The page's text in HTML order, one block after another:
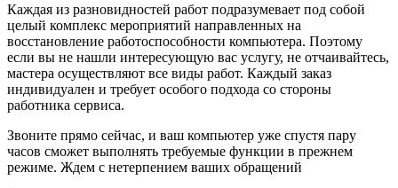
Каждая из разновидностей работ подразумевает под собой
целый комплекс мероприятий направленных на
восстановление работоспособности компьютера. Поэтому
если вы не нашли интересующую вас услугу, не отчаивайтесь,
мастера осуществляют все виды работ. Каждый заказ
индивидуален и требует особого подхода со стороны
работника сервиса.
Звоните прямо сейчас, и ваш компьютер уже спустя пару
часов сможет выполнять требуемые функции в прежнем
режиме. Ждем с нетерпением ваших обращений